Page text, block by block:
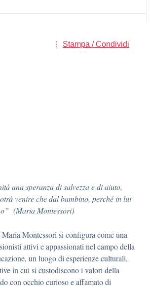
Stampa / Condividi
una speranza di salvezza e di aiuto,
venire che dal bambino, perché in lui
(Maria Montessori)
Montessori si configura come una
attivi e appassionati nel campo della
un luogo di esperienze culturali,
in cui si custodiscono i valori della
con occhio curioso e affamato di